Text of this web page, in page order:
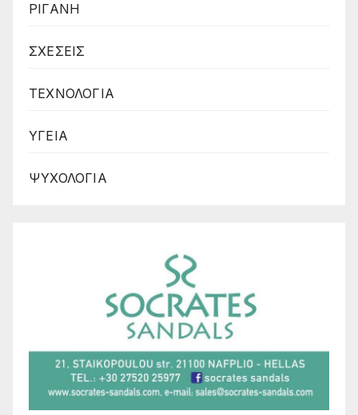
ΡΙΓΑΝΗ
ΣΧΕΣΕΙΣ
ΤΕΧΝΟΛΟΓΙΑ
ΥΓΕΙΑ
ΨΥΧΟΛΟΓΙΑ